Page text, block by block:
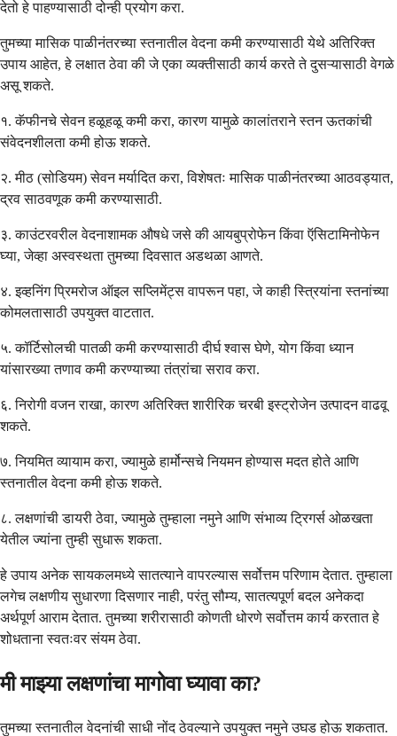
देतो हे पाहण्यासाठी दोन्ही प्रयोग करा.
तुमच्या मासिक पाळीनंतरच्या स्तनातील वेदना कमी करण्यासाठी येथे अतिरिक्त
उपाय आहेत, हे लक्षात ठेवा की जे एका व्यक्तीसाठी कार्य करते ते दुसऱ्यासाठी वेगळे
असू शकते.
१. कॅफीनचे सेवन हळूहळू कमी करा, कारण यामुळे कालांतराने स्तन ऊतकांची
संवेदनशीलता कमी होऊ शकते.
२. मीठ (सोडियम) सेवन मर्यादित करा, विशेषतः मासिक पाळीनंतरच्या आठवड्यात,
द्रव साठवणूक कमी करण्यासाठी.
३. काउंटरवरील वेदनाशामक औषधे जसे की आयबुप्रोफेन किंवा ऍसिटामिनोफेन
घ्या, जेव्हा अस्वस्थता तुमच्या दिवसात अडथळा आणते.
४. इव्हनिंग प्रिमरोज ऑइल सप्लिमेंट्स वापरून पहा, जे काही स्त्रियांना स्तनांच्या
कोमलतासाठी उपयुक्त वाटतात.
५. कॉर्टिसोलची पातळी कमी करण्यासाठी दीर्घ श्वास घेणे, योग किंवा ध्यान
यांसारख्या तणाव कमी करण्याच्या तंत्रांचा सराव करा.
६. निरोगी वजन राखा, कारण अतिरिक्त शारीरिक चरबी इस्ट्रोजेन उत्पादन वाढवू
शकते.
७. नियमित व्यायाम करा, ज्यामुळे हार्मोन्सचे नियमन होण्यास मदत होते आणि
स्तनातील वेदना कमी होऊ शकते.
८. लक्षणांची डायरी ठेवा, ज्यामुळे तुम्हाला नमुने आणि संभाव्य ट्रिगर्स ओळखता
येतील ज्यांना तुम्ही सुधारू शकता.
हे उपाय अनेक सायकलमध्ये सातत्याने वापरल्यास सर्वोत्तम परिणाम देतात. तुम्हाला
लगेच लक्षणीय सुधारणा दिसणार नाही, परंतु सौम्य, सातत्यपूर्ण बदल अनेकदा
अर्थपूर्ण आराम देतात. तुमच्या शरीरासाठी कोणती धोरणे सर्वोत्तम कार्य करतात हे
शोधताना स्वतःवर संयम ठेवा.
मी माझ्या लक्षणांचा मागोवा घ्यावा का?
तुमच्या स्तनातील वेदनांची साधी नोंद ठेवल्याने उपयुक्त नमुने उघड होऊ शकतात.